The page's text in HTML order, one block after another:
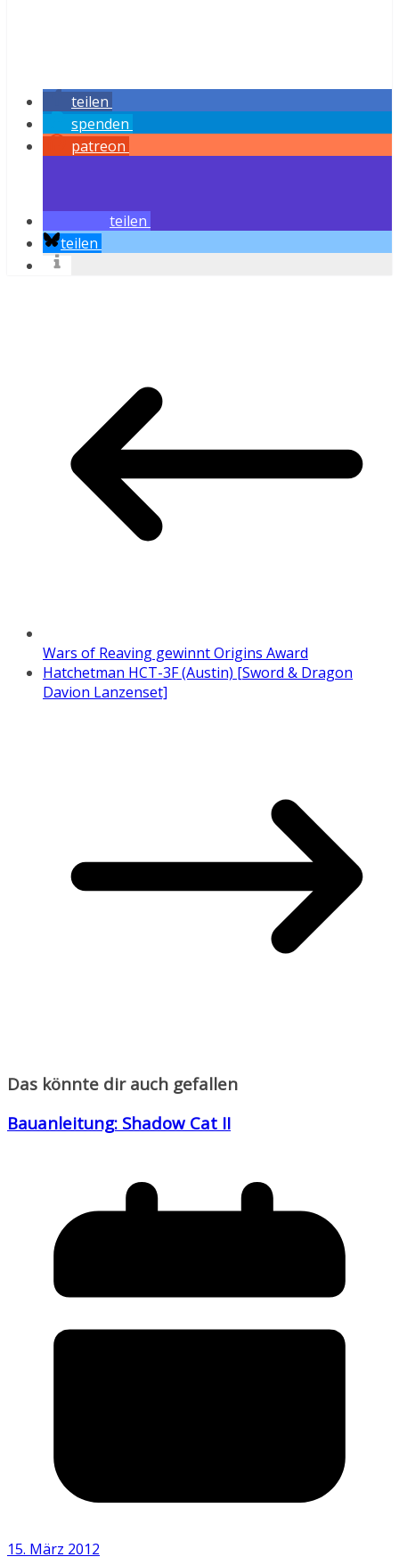
teilen
spenden
patreon
teilen
teilen
Wars of Reaving gewinnt Origins Award
Hatchetman HCT-3F (Austin) [Sword & Dragon
Davion Lanzenset]
Das könnte dir auch gefallen
Bauanleitung: Shadow Cat II
15. März 2012